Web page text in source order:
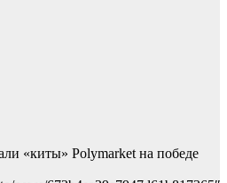
«киты» Polymarket на победе